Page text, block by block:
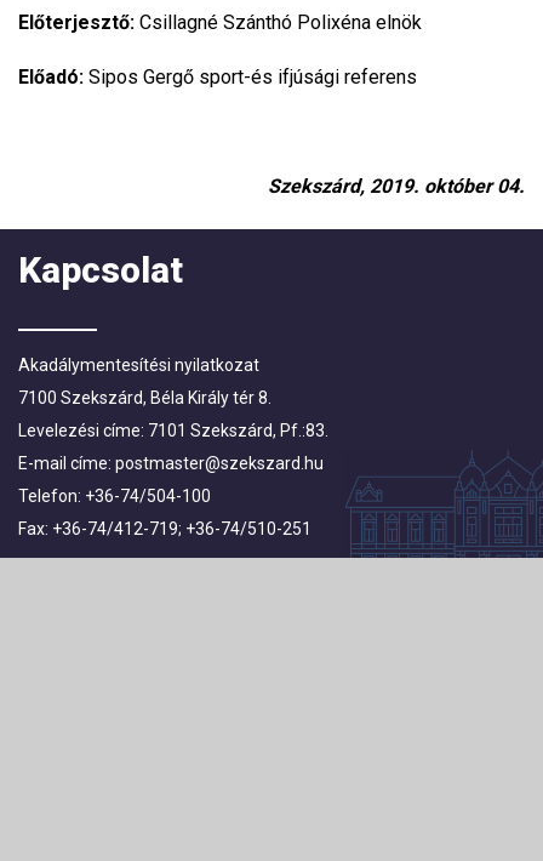
Előterjesztő: Csillagné Szánthó Polixéna elnök
Előadó: Sipos Gergő sport-és ifjúsági referens
Szekszárd, 2019. október 04.
Kapcsolat
Akadálymentesítési nyilatkozat
7100 Szekszárd, Béla Király tér 8.
Levelezési címe: 7101 Szekszárd, Pf.:83.
E-mail címe: postmaster@szekszard.hu
Telefon: +36-74/504-100
Fax: +36-74/412-719; +36-74/510-251